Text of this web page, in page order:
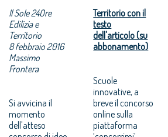
Il Sole 24Ore
Edilizia e
Territorio
8 febbraio 2016
Massimo
Frontera
Si avvicina il
momento
dell'atteso
Territorio con il
testo
dell'articolo (su
abbonamento)
Scuole
innovative, a
breve il concorso
online sulla
piattaforma